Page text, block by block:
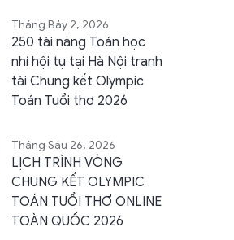
Tháng Bảy 2, 2026
250 tài năng Toán học
nhí hội tụ tại Hà Nội tranh
tài Chung kết Olympic
Toán Tuổi thơ 2026
Tháng Sáu 26, 2026
LỊCH TRÌNH VÒNG
CHUNG KẾT OLYMPIC
TOÁN TUỔI THƠ ONLINE
TOÀN QUỐC 2026